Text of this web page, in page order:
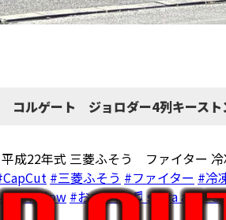
ルゲート ジョロダー4列キース
成22年式 三菱ふそう ファイター
#三菱ふそう #ファイター #冷
ス#follow #おすすめ♬ suara asli -